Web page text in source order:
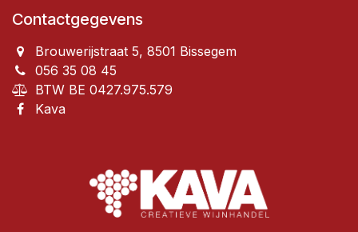
Contactgegevens
Brouwerijstraat 5, 8501 Bissegem
056 35 08 45
BTW BE 0427.975.579
Kava